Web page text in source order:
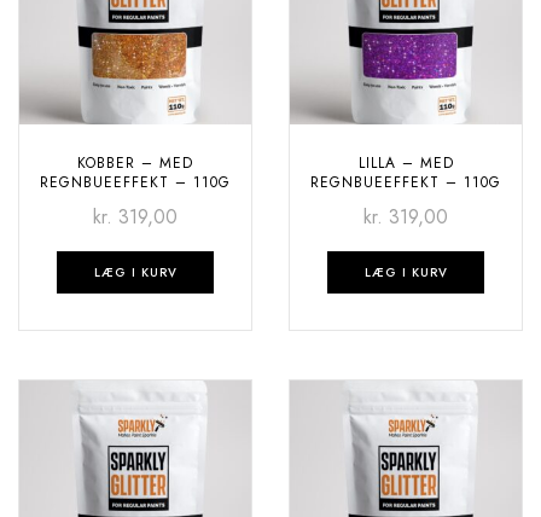
KOBBER – MED
REGNBUEEFFEKT – 110G
kr. 319,00
LÆG I KURV
LILLA – MED
REGNBUEEFFEKT – 110G
kr. 319,00
LÆG I KURV